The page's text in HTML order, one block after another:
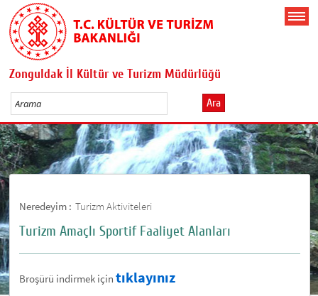
Zonguldak İl Kültür ve Turizm Müdürlüğü
Ara
Neredeyim : Turizm Aktiviteleri
Turizm Amaçlı Sportif Faaliyet Alanları
Broşürü indirmek içintıklayınız